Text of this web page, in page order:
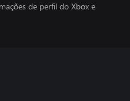
de perfil do Xbox e